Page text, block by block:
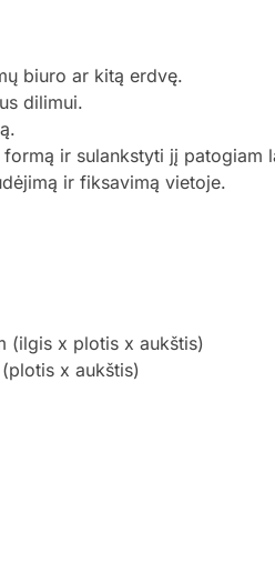
biuro ar kitą erdvę.
dilimui.
ir sulankstyti jį patogiam
ir fiksavimą vietoje.
(ilgis x plotis x aukštis)
x aukštis)